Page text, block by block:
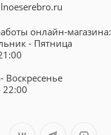
онлайн-магазина:
- Пятница
Воскресенье